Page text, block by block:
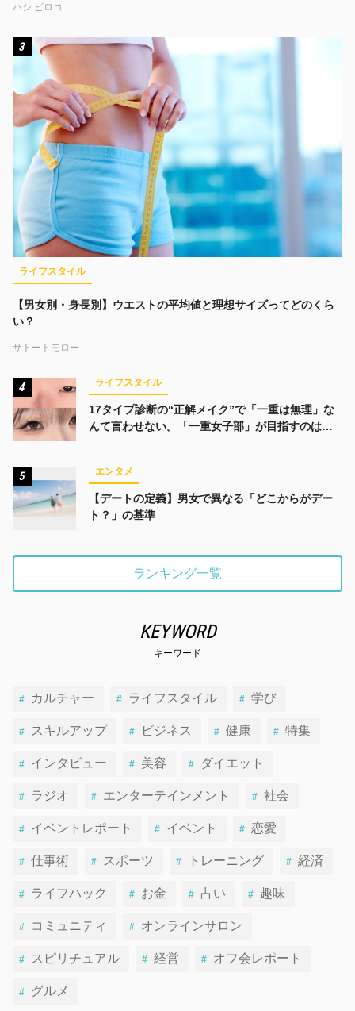
ハシ ビロコ
3
ライフスタイル
【男女別・身長別】ウエストの平均値と理想サイズってどのくら
い？
サトートモロー
4 ライフスタイル
17タイプ診断の“正解メイク”で「一重は無理」な
んて言わせない。「一重女子部」が目指すのは、
5 エンタメ
【デートの定義】男女で異なる「どこからがデー
ト？」の基準
ランキング一覧
KEYWORD
キーワード
カルチャー ライフスタイル 学び
スキルアップ ビジネス 健康 特集
インタビュー 美容 ダイエット
ラジオ エンターテインメント 社会
イベントレポート イベント 恋愛
仕事術 スポーツ トレーニング 経済
ライフハック お金 占い 趣味
コミュニティ オンラインサロン
スピリチュアル 経営 オフ会レポート
グルメ